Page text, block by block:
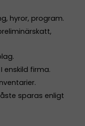
hyror, program.
enskild firma.
sparas enligt